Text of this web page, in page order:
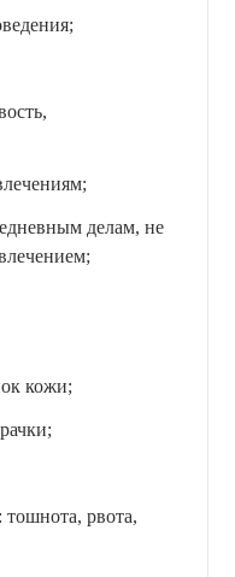
делам, не
кожи;
тошнота, рвота,